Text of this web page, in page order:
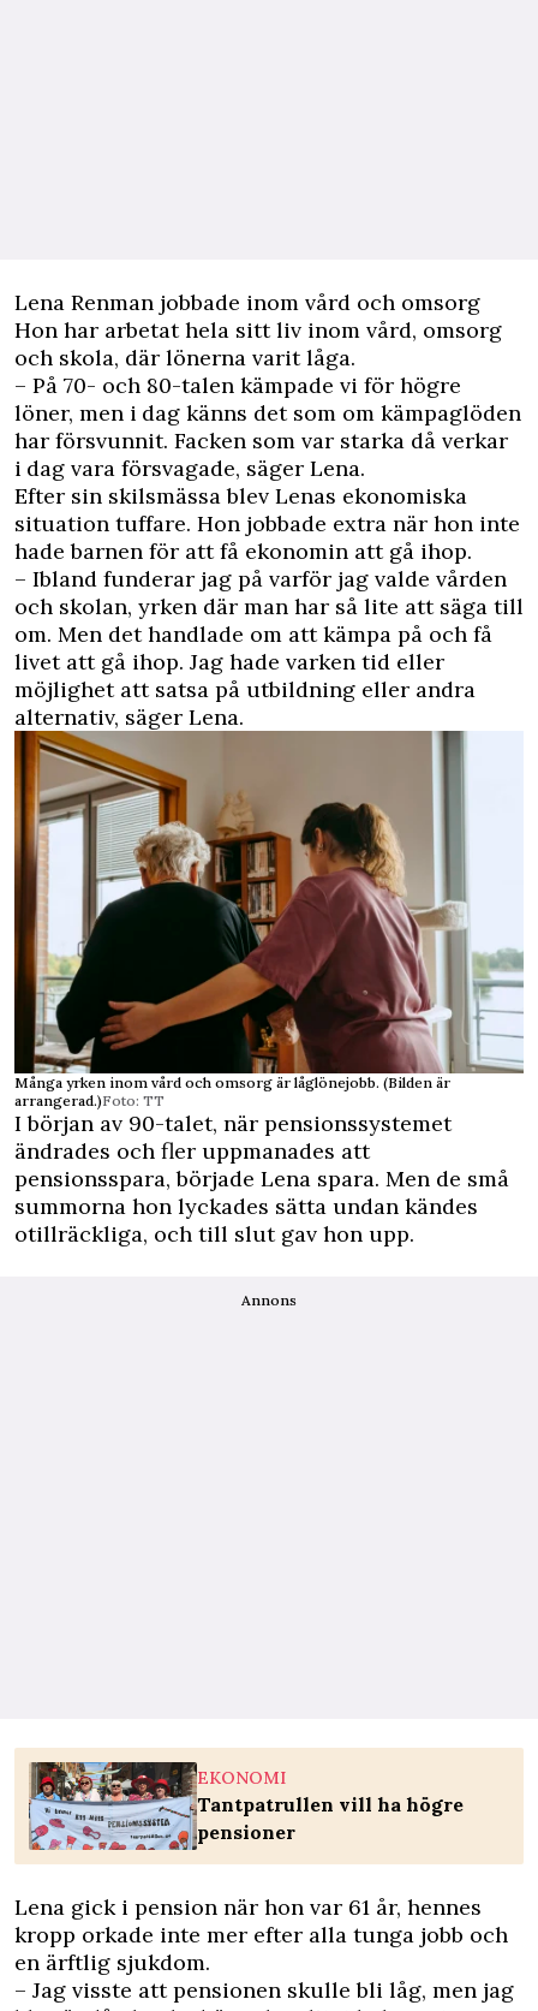
Lena Renman jobbade inom vård och omsorg
Hon har arbetat hela sitt liv inom vård, omsorg
och skola, där lönerna varit låga.
– På 70- och 80-talen kämpade vi för högre
löner, men i dag känns det som om kämpaglöden
har försvunnit. Facken som var starka då verkar
i dag vara försvagade, säger Lena.
Efter sin skilsmässablev Lenas ekonomiska
situation tuffare. Hon jobbade extra när hon inte
hade barnen för att få ekonomin att gå ihop.
– Ibland funderar jag på varför jag valde vården
och skolan, yrken där man har så lite att säga till
om. Men det handlade om att kämpa på och få
livet att gå ihop. Jag hade varken tid eller
möjlighet att satsa på utbildning eller andra
alternativ, säger Lena.
Många yrken inom vård och omsorg är låglönejobb. (Bilden är
arrangerad.)Foto: TT
I början av 90-talet, när pensionssystemet
ändrades och fler uppmanades att
pensionsspara, började Lena spara. Men de små
summorna hon lyckades sätta undan kändes
otillräckliga, och till slut gav hon upp.
Annons
EKONOMI
Tantpatrullen vill ha högre
pensioner
Lena gick i pension när hon var 61 år, hennes
kropp orkade inte mer efter alla tunga jobb och
en ärftlig sjukdom.
– Jag visste att pensionen skulle bli låg, men jag